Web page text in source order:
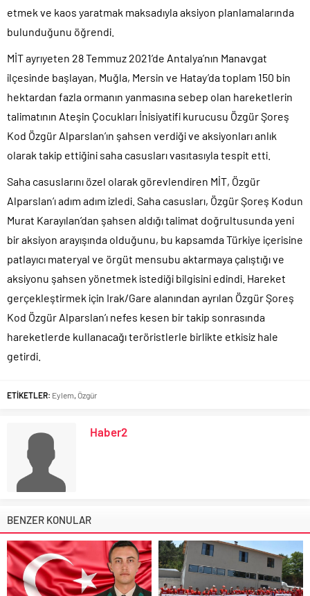
etmek ve kaos yaratmak maksadıyla aksiyon planlamalarında
bulunduğunu öğrendi.
MİT ayrıyeten 28 Temmuz 2021’de Antalya’nın Manavgat
ilçesinde başlayan, Muğla, Mersin ve Hatay’da toplam 150 bin
hektardan fazla ormanın yanmasına sebep olan hareketlerin
talimatının Ateşin Çocukları İnisiyatifi kurucusu Özgür Şoreş
Kod Özgür Alparslan’ın şahsen verdiği ve aksiyonları anlık
olarak takip ettiğini saha casusları vasıtasıyla tespit etti.
Saha casuslarını özel olarak görevlendiren MİT, Özgür
Alparslan’ı adım adım izledi. Saha casusları, Özgür Şoreş Kodun
Murat Karayılan’dan şahsen aldığı talimat doğrultusunda yeni
bir aksiyon arayışında olduğunu, bu kapsamda Türkiye içerisine
patlayıcı materyal ve örgüt mensubu aktarmaya çalıştığı ve
aksiyonu şahsen yönetmek istediği bilgisini edindi. Hareket
gerçekleştirmek için Irak/Gare alanından ayrılan Özgür Şoreş
Kod Özgür Alparslan’ı nefes kesen bir takip sonrasında
hareketlerde kullanacağı teröristlerle birlikte etkisiz hale
getirdi.
ETİKETLER: Eylem Özgür
Haber2
BENZER KONULAR